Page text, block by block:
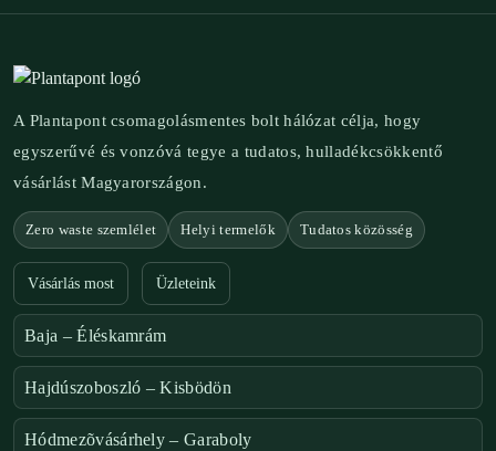
A Plantapont csomagolásmentes bolt hálózat célja, hogy
egyszerűvé és vonzóvá tegye a tudatos, hulladékcsökkentő
vásárlást Magyarországon.
Zero waste szemlélet Helyi termelők Tudatos közösség
Vásárlás most Üzleteink
Baja – Éléskamrám
Hajdúszoboszló – Kisbödön
Hódmezõvásárhely – Garaboly